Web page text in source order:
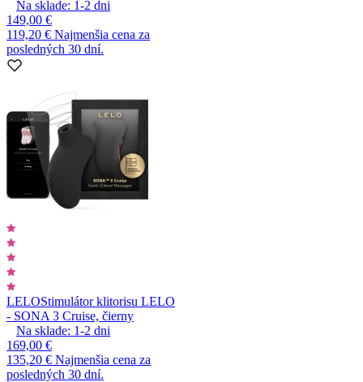
Na sklade: 1-2 dni
149,00 €
119,20 € Najmenšia cena za
posledných 30 dní.
LELOStimulátor klitorisu LELO
- SONA 3 Cruise, čierny
Na sklade: 1-2 dni
169,00 €
135,20 € Najmenšia cena za
posledných 30 dní.